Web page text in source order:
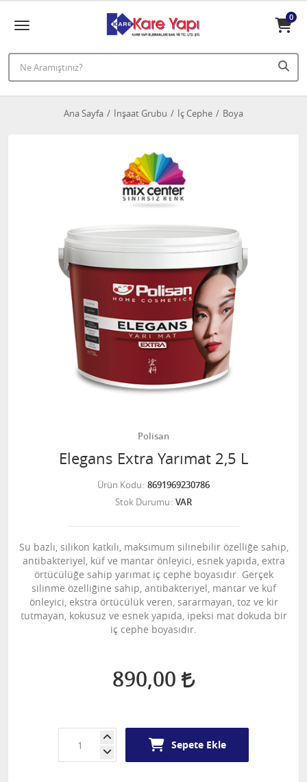
0
Ana Sayfa İnşaat Grubu İç Cephe Boya
Polisan
Elegans Extra Yarımat 2,5 L
Ürün Kodu 8691969230786
Stok Durumu VAR
Su bazlı, silikon katkılı, maksimum silinebilir özelliğe sahip,
antibakteriyel, küf ve mantar önleyici, esnek yapıda, extra
örtücülüğe sahip yarımat iç cephe boyasıdır. Gerçek
silinme özelliğine sahip, antibakteriyel, mantar ve küf
önleyici, ekstra örtücülük veren, sararmayan, toz ve kir
tutmayan, kokusuz ve esnek yapıda, ipeksi mat dokuda bir
iç cephe boyasıdır.
890,00
Sepete Ekle